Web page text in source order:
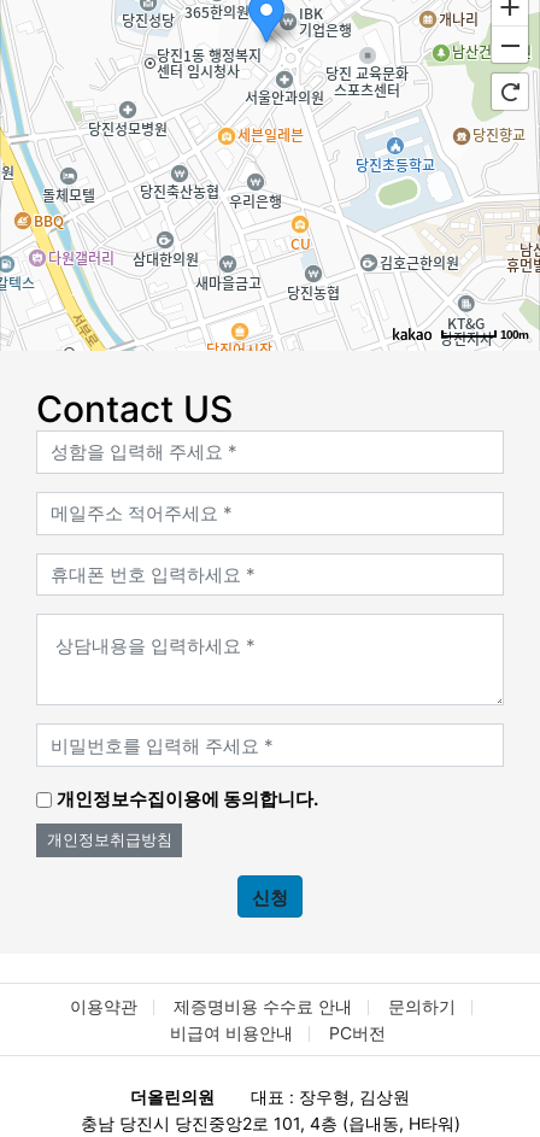
100m
Contact US
개인정보수집이용에 동의합니다.
개인정보취급방침
신청
이용약관 제증명비용 수수료 안내
문의하기
비급여 비용안내
PC버전
더올린의원
대표 : 장우형, 김상원
충남 당진시 당진중앙2로 101, 4층 (읍내동, H타워)